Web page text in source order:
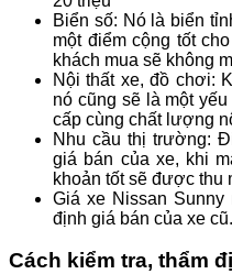
Biển số: Nó là biển
một điểm cộng tốt
khách mua sẽ không
Nội thất xe, đồ chơi:
nó cũng sẽ là một
cấp cùng chất lượng
Nhu cầu thị trường:
giá bán của xe, khi
khoản tốt sẽ được thu
Giá xe Nissan
định giá bán của xe cũ.
Cách kiểm tra, thẩm